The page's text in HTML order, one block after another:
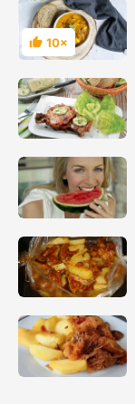
Hodnocení
10×